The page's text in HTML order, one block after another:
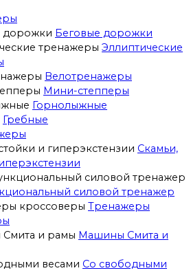
Беговые дорожки
Эллиптические
Велотренажеры
Мини-степперы
Горнолыжные
Гребные
Скамьи,
силовой тренажер
Тренажеры
Машины Смита и
Со свободными